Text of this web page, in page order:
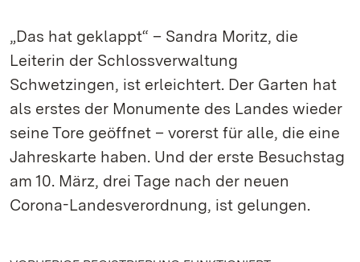
„Das hat geklappt“ – Sandra Moritz, die
Leiterin der Schlossverwaltung
Schwetzingen, ist erleichtert. Der Garten hat
als erstes der Monumente des Landes wieder
seine Tore geöffnet – vorerst für alle, die eine
Jahreskarte haben. Und der erste Besuchstag
am 10. März, drei Tage nach der neuen
Corona-Landesverordnung, ist gelungen.